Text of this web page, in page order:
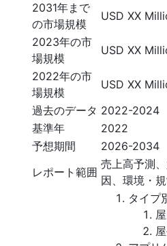
2031年まで
の市場規模
USD XX
2023年の市
場規模
USD XX
2022年の市
場規模
USD XX
過去のデータ 2022-2024
基準年
2022
予想期間
2026-2034
レポート範囲
売上高予測
因、環境・
タイプ